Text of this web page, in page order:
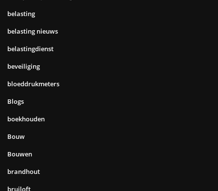
belasting
belasting nieuws
belastingdienst
beveiliging
bloeddrukmeters
Blogs
boekhouden
Bouw
Bouwen
brandhout
bruiloft